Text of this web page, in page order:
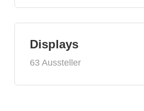
Displays
63 Aussteller